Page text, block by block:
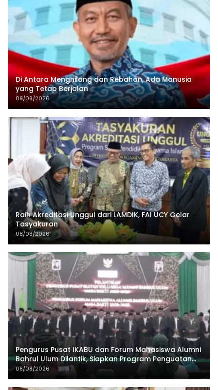
Di Antara Menghilang dan Rebahan, Ada Manusia
yang Tetap Berjalan
09/08/2026
Raih Akreditasi Unggul dari LAMDIK, FAI UCY Gelar
Tasyakuran
08/08/2026
Pengurus Pusat IKABU dan Forum Mahasiswa Alumni
Bahrul Ulum Dilantik, Siapkan Program Penguatan
Organisasi dan Ekonomi
08/08/2026